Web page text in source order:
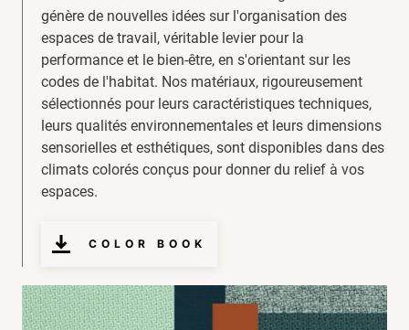
génère de nouvelles idées sur l'organisation des
espaces de travail, véritable levier pour la
performance et le bien-être, en s'orientant sur les
codes de l'habitat. Nos matériaux, rigoureusement
sélectionnés pour leurs caractéristiques techniques,
leurs qualités environnementales et leurs dimensions
sensorielles et esthétiques, sont disponibles dans des
climats colorés conçus pour donner du relief à vos
espaces.
COLOR BOOK